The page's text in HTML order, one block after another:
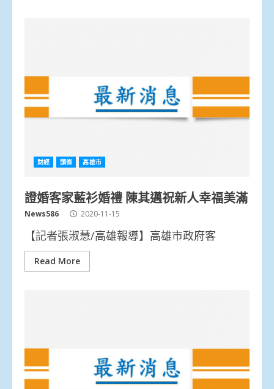
財經 頭條 高雄市
證婚客家藍衫婚禮 陳其邁祝新人幸福美滿
News586 2020-11-15
【記者張淑慧/高雄報導】高雄市政府客
Read More